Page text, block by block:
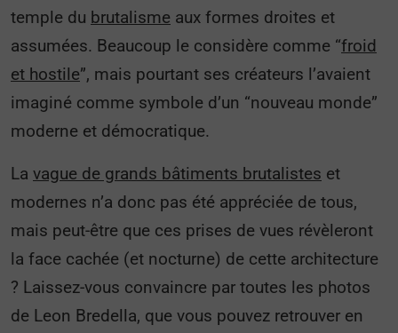
temple du brutalisme aux formes droites et
assumées. Beaucoup le considère comme “froid
et hostile”, mais pourtant ses créateurs l’avaient
imaginé comme symbole d’un “nouveau monde”
moderne et démocratique.
La vague de grands bâtiments brutalistes et
modernes n’a donc pas été appréciée de tous,
mais peut-être que ces prises de vues révèleront
la face cachée (et nocturne) de cette architecture
? Laissez-vous convaincre par toutes les photos
de Leon Bredella, que vous pouvez retrouver en